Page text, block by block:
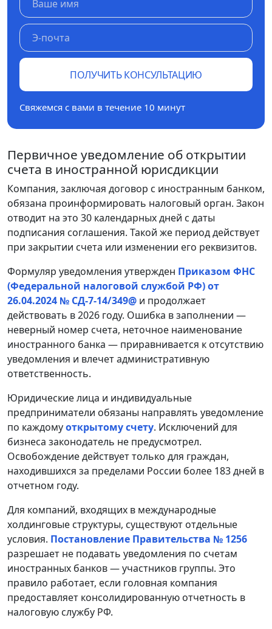
ПОЛУЧИТЬ КОНСУЛЬТАЦИЮ
Свяжемся с вами в течение 10 минут
Первичное уведомление об открытии
счета в иностранной юрисдикции
Компания, заключая договор с иностранным банком,
обязана проинформировать налоговый орган. Закон
отводит на это 30 календарных дней с даты
подписания соглашения. Такой же период действует
при закрытии счета или изменении его реквизитов.
Формуляр уведомления утвержден Приказом ФНС
(Федеральной налоговой службой РФ) от
26.04.2024 № СД-7-14/349@ и продолжает
действовать в 2026 году. Ошибка в заполнении —
неверный номер счета, неточное наименование
иностранного банка — приравнивается к отсутствию
уведомления и влечет административную
ответственность.
Юридические лица и индивидуальные
предприниматели обязаны направлять уведомление
по каждомуоткрытому счету. Исключений для
бизнеса законодатель не предусмотрел.
Освобождение действует только для граждан,
находившихся за пределами России более 183 дней в
отчетном году.
Для компаний, входящих в международные
холдинговые структуры, существуют отдельные
условия. Постановление Правительства № 1256
разрешает не подавать уведомления по счетам
иностранных банков — участников группы. Это
правило работает, если головная компания
предоставляет консолидированную отчетность в
налоговую службу РФ.